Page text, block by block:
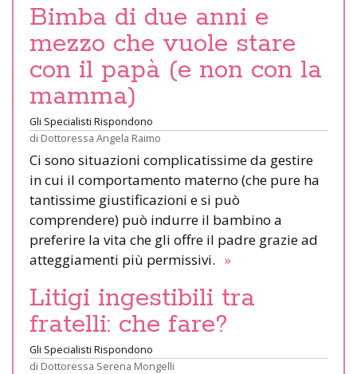
Bimba di due anni e
mezzo che vuole stare
con il papà (e non con la
mamma)
Gli Specialisti Rispondono
di Dottoressa Angela Raimo
Ci sono situazioni complicatissime da gestire
in cui il comportamento materno (che pure ha
tantissime giustificazioni e si può
comprendere) può indurre il bambino a
preferire la vita che gli offre il padre grazie ad
atteggiamenti più permissivi. »
Litigi ingestibili tra
fratelli: che fare?
Gli Specialisti Rispondono
di Dottoressa Serena Mongelli